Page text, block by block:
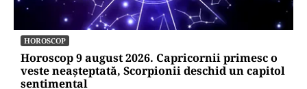
HOROSCOP
Horoscop 9 august 2026. Capricornii primesc o
veste neașteptată, Scorpionii deschid un capitol
sentimental